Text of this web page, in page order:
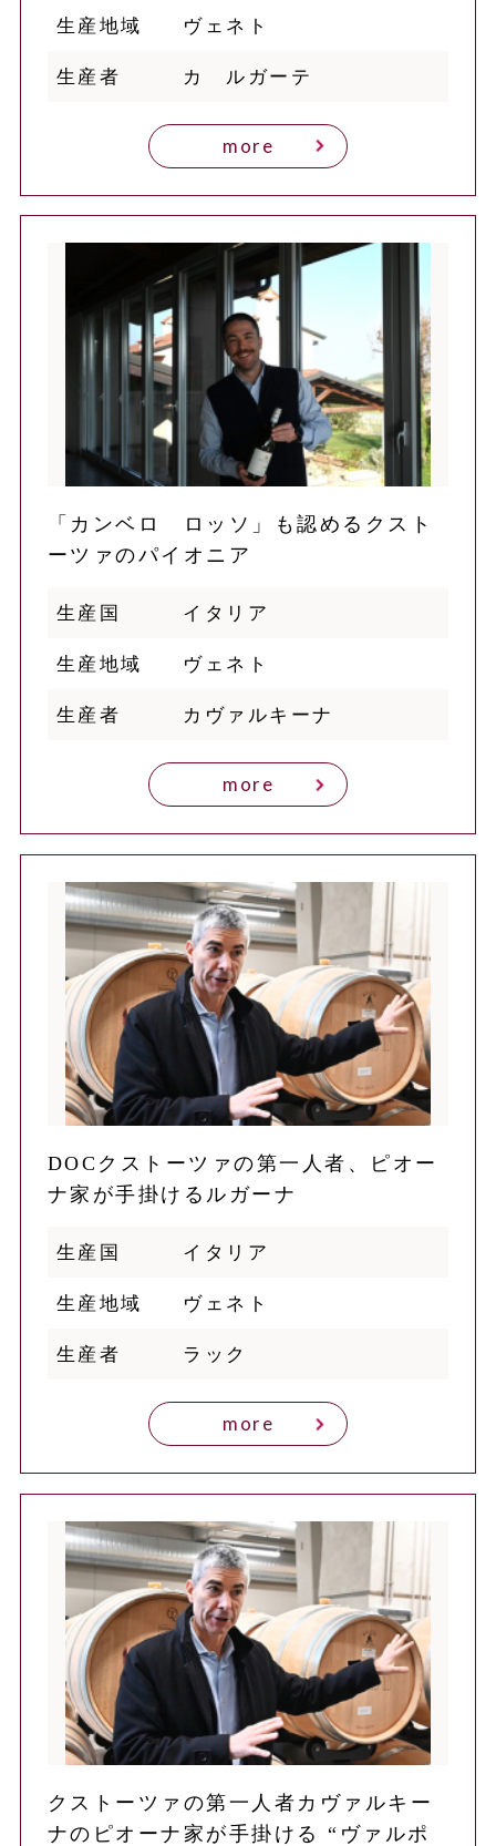
生産地域 ヴェネト
生産者 カ ルガーテ
more
「カンベロ ロッソ」も認めるクスト
ーツァのパイオニア
生産国 イタリア
生産地域 ヴェネト
生産者 カヴァルキーナ
more
DOCクストーツァの第一人者、ピオー
ナ家が手掛けるルガーナ
生産国 イタリア
生産地域 ヴェネト
生産者 ラック
more
クストーツァの第一人者カヴァルキー
ナのピオーナ家が手掛ける “ヴァルポ